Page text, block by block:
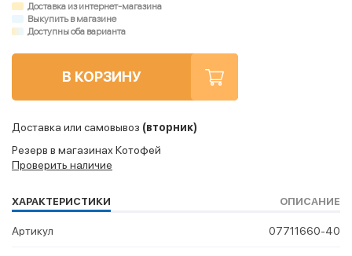
Доставка из интернет-магазина
Выкупить в магазине
Доступны оба варианта
В КОРЗИНУ
Доставка или самовывоз (вторник)
Резерв в магазинах Котофей
Проверить наличие
ХАРАКТЕРИСТИКИ ОПИСАНИЕ
Артикул 07711660-40